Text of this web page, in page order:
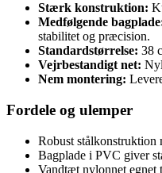
Stærk konstruktion:
Medfølgende
stabilitet og præcision.
Standardstørrelse: 38
Vejrbestandigt net:
Nem montering:
Fordele og ulemper
Robust stålkonstruktion
Bagplade i PVC giver
Vandtæt nylonnet egnet